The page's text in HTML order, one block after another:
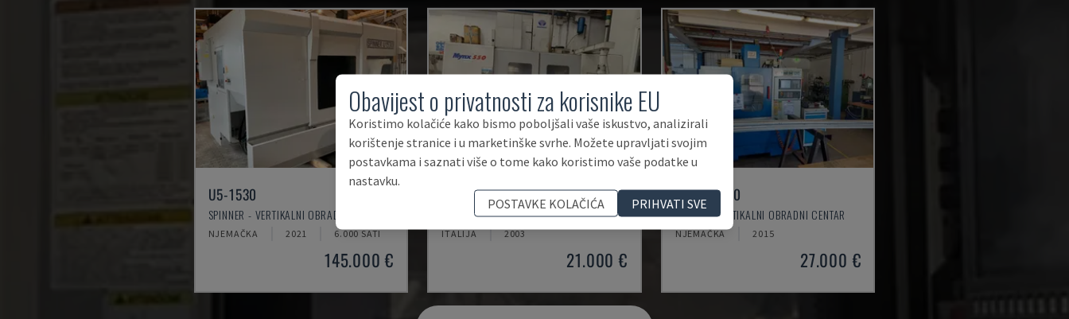
U5-1530
SPINNER - VERTIKALNI OBRADNI CENTAR
NJEMAČKA 2021 6.000 SATI
145.000 €
MYNX 550
DAEWOO - VERTIKALNI OBRADNI CENTAR
ITALIJA 2003
21.000 €
X-MILL 640
KNUTH - VERTIKALNI OBRADNI CENTAR
NJEMAČKA 2015
27.000 €
Obavijest o privatnosti za korisnike EU
Koristimo kolačiće kako bismo poboljšali vaše iskustvo, analizirali
korištenje stranice i u marketinške svrhe. Možete upravljati svojim
postavkama i saznati više o tome kako koristimo vaše podatke u
nastavku.
POSTAVKE KOLAČIĆA
PRIHVATI SVE